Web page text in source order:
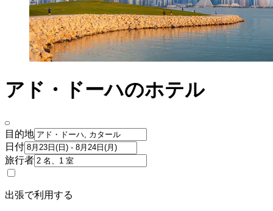
アド・ドーハのホテル
目的地
日付
旅行者
出張で利用する